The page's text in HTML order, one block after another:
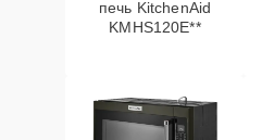
печь KitchenAid
KMHS120E**